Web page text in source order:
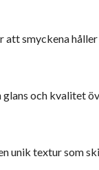
smyckena
och kvalitet
unik textur som